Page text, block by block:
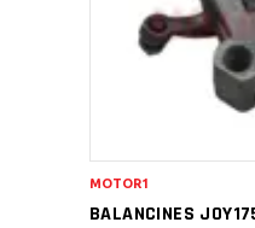
BALANCINES
MOTOR1